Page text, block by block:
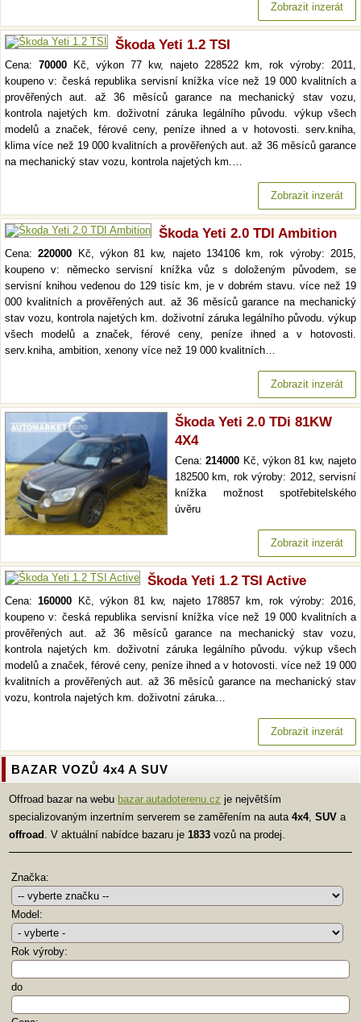
Zobrazit inzerát
Škoda Yeti 1.2 TSI
Cena: 70000 Kč, výkon 77 kw, najeto 228522 km, rok výroby: 2011,
koupeno v: česká republika servisní knížka více než 19 000 kvalitních a
prověřených aut. až 36 měsíců garance na mechanický stav vozu,
kontrola najetých km. doživotní záruka legálního původu. výkup všech
modelů a značek, férové ceny, peníze ihned a v hotovosti. serv.kniha,
klima více než 19 000 kvalitních a prověřených aut. až 36 měsíců garance
na mechanický stav vozu, kontrola najetých km.…
Zobrazit inzerát
Škoda Yeti 2.0 TDI Ambition
Cena:220000 Kč, výkon 81 kw, najeto 134106 km, rok výroby: 2015,
koupeno v: německo servisní knížka vůz s doloženým původem, se
servisní knihou vedenou do 129 tisíc km, je v dobrém stavu. více než 19
000 kvalitních a prověřených aut. až 36 měsíců garance na mechanický
stav vozu, kontrola najetých km. doživotní záruka legálního původu. výkup
všech modelů a značek, férové ceny, peníze ihned a v hotovosti.
serv.kniha, ambition, xenony více než 19 000 kvalitních…
Zobrazit inzerát
Škoda Yeti 2.0 TDi 81KW
4X4
Cena:214000 Kč, výkon 81 kw, najeto
182500 km, rok výroby: 2012, servisní
knížka možnost spotřebitelského
úvěru
Zobrazit inzerát
Škoda Yeti 1.2 TSI Active
Cena:160000 Kč, výkon 81 kw, najeto 178857 km, rok výroby: 2016,
koupeno v: česká republika servisní knížka více než 19 000 kvalitních a
prověřených aut. až 36 měsíců garance na mechanický stav vozu,
kontrola najetých km. doživotní záruka legálního původu. výkup všech
modelů a značek, férové ceny, peníze ihned a v hotovosti. více než 19 000
kvalitních a prověřených aut. až 36 měsíců garance na mechanický stav
vozu, kontrola najetých km. doživotní záruka…
Zobrazit inzerát
BAZAR VOZŮ 4x4 A SUV
Offroad bazar na webu bazar.autadoterenu.cz je největším
specializovaným inzertním serverem se zaměřením na auta 4x4, SUV a
offroad . V aktuální nabídce bazaru je 1833 vozů na prodej.
Značka:
Model:
Rok výroby:
do